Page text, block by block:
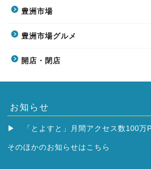
豊洲市場
豊洲市場グルメ
開店・閉店
お知らせ
▶ 「とよすと」月間アクセス数100
そのほかのお知らせはこちら